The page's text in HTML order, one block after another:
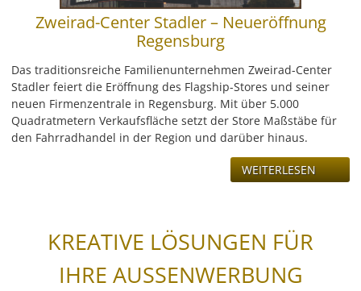
Zweirad-Center Stadler – Neueröffnung
Regensburg
Das traditionsreiche Familienunternehmen Zweirad-Center
Stadler feiert die Eröffnung des Flagship-Stores und seiner
neuen Firmenzentrale in Regensburg. Mit über 5.000
Quadratmetern Verkaufsfläche setzt der Store Maßstäbe für
den Fahrradhandel in der Region und darüber hinaus.
WEITERLESEN
KREATIVE LÖSUNGEN FÜR
IHRE AUSSENWERBUNG